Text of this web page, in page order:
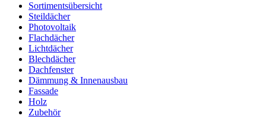
Sortimentsübersicht
Steildächer
Photovoltaik
Flachdächer
Lichtdächer
Blechdächer
Dachfenster
Dämmung & Innenausbau
Fassade
Holz
Zubehör